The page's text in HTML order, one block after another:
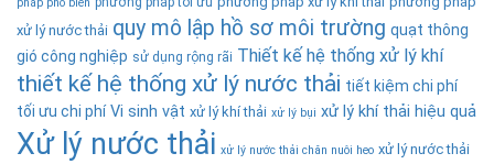
pháp phổ biến
xử lý nước thải quy mô lập hồ sơ môi trường quạt thông
gió công nghiệp sử dụng rộng rãi Thiết kế hệ thống xử lý khí
thiết kế hệ thống xử lý nước thải tiết kiệm chi phí
tối ưu chi phí Vi sinh vật xử lý khí thải xử lý bụi xử lý khí thải hiệu quả
Xử lý nước thải xử lý nước thải chăn nuôi heo xử lý nước thải